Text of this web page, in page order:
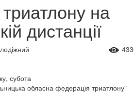
на
дистанції
субота
обласна федерація триатлону"